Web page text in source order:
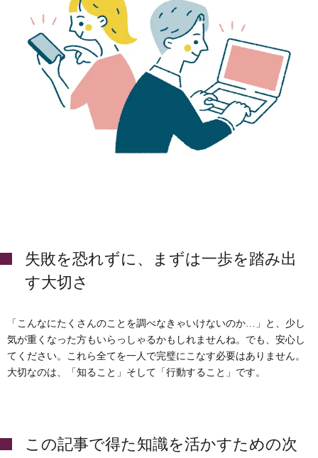
失敗を恐れずに、まずは一歩を踏み出
す大切さ
「こんなにたくさんのことを調べなきゃいけないのか…」と、少し
気が重くなった方もいらっしゃるかもしれませんね。でも、安心し
てください。これら全てを一人で完璧にこなす必要はありません。
大切なのは、「知ること」そして「行動すること」です。
この記事で得た知識を活かすための次